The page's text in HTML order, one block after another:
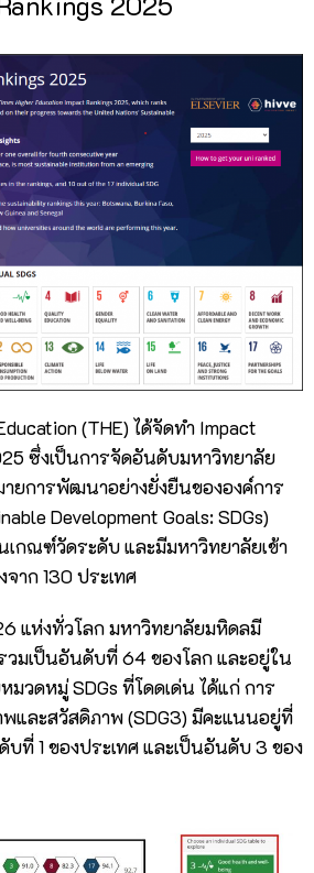
(THE) ได้จัดทำ Impact
ซึ่งเป็นการจัดอันดับมหาวิทยาลัย
ายการพัฒนาอย่างยั่งยืนขององค์การ
Development Goals: SDGs)
เกณฑ์วัดระดับ และมีมหาวิทยาลัยเข้า
าก 130 ประเทศ
แห่งทั่วโลก มหาวิทยาลัยมหิดลมี
วมเป็นอันดับที่ 64 ของโลก และอยู่ใน
มวดหมู่ SDGs ที่โดดเด่น ได้แก่ การ
และสวัสดิภาพ (SDG3) มีคะแนนอยู่ที่
ที่ 1 ของประเทศ และเป็นอันดับ 3 ของ